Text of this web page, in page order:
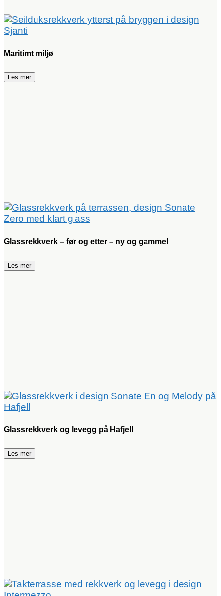
Maritimt miljø
Les mer
Glassrekkverk – før og etter – ny og gammel
Les mer
Glassrekkverk og levegg på Hafjell
Les mer